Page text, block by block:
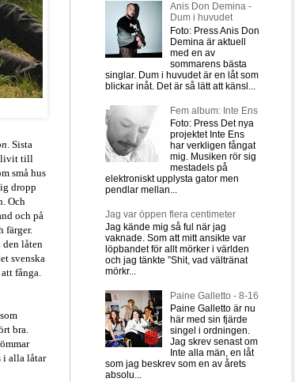
. Sista
till
små hus
dropp
Och
och på
färger.
den låten
svenska
fånga.
bra.
i alla låtar
Anis Don Demina -
Dum i huvudet
Foto: Press Anis Don
Demina är aktuell
med en av
sommarens bästa
singlar. Dum i huvudet är en låt som
blickar inåt. Det är så lätt att känsl...
Fem album: Inte Ens
Foto: Press Det nya
projektet Inte Ens
har verkligen fångat
mig. Musiken rör sig
mestadels på
elektroniskt upplysta gator men
pendlar mellan...
Jag var öppen flera centimeter
Jag kände mig så ful när jag
vaknade. Som att mitt ansikte var
löpbandet för allt mörker i världen
och jag tänkte ”Shit, vad vältränat
mörkr...
Paine Galletto - 8-16
Paine Galletto är nu
här med sin fjärde
singel i ordningen.
Jag skrev senast om
Inte alla män, en låt
som jag beskrev som en av årets
absolu...